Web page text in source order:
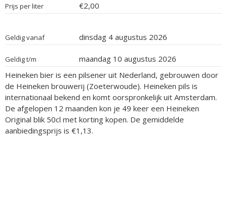
Prijs per liter €2,00
Geldig vanaf dinsdag 4 augustus 2026
Geldig t/m
maandag 10 augustus 2026
Heineken bier is een pilsener uit Nederland, gebrouwen door
de Heineken brouwerij (Zoeterwoude). Heineken pils is
internationaal bekend en komt oorspronkelijk uit Amsterdam.
De afgelopen 12 maanden kon je 49 keer een Heineken
Original blik 50cl met korting kopen. De gemiddelde
aanbiedingsprijs is €1,13.